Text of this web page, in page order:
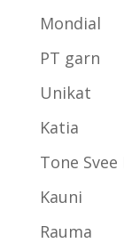
Mondial
PT garn
Unikat
Katia
Tone Svee
Kauni
Rauma